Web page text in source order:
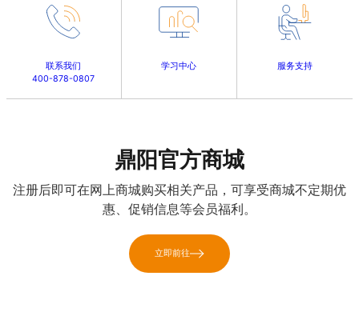
联系我们
400-878-0807
学习中心 服务支持
鼎阳官方商城
注册后即可在网上商城购买相关产品，可享受商城不定期优
惠、促销信息等会员福利。
立即前往